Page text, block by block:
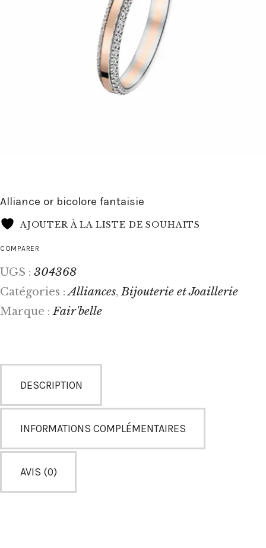
Alliance or bicolore fantaisie
AJOUTER À LA LISTE DE SOUHAITS
COMPARER
UGS : 304368
Catégories :Alliances,Bijouterie et Joaillerie
Marque :Fair'belle
DESCRIPTION
INFORMATIONS COMPLÉMENTAIRES
AVIS (0)